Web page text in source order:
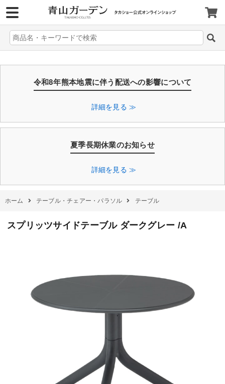
令和8年熊本地震に伴う配送への影響について
詳細を見る ≫
夏季長期休業のお知らせ
詳細を見る ≫
ホーム テーブル・チェアー・パラソル テーブル
スプリッツサイドテーブル ダークグレー /A